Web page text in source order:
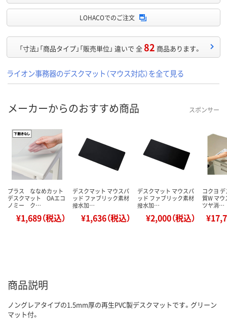
LOHACOでのご注文
「寸法」「商品タイプ」「販売単位」 違いで 全82 商品あります。
ライオン事務器のデスクマット（マウス対応）を全て見る
メーカーからのおすすめ商品 スポンサー
プラス ななめカット
デスクマット OAエコ
ノミー ク…
¥1,689（税込）
デスクマット マウスパ
ッド ファブリック素材
撥水加…
¥1,636（税込）
デスクマット マウスパ
ッド ファブリック素材
撥水加…
¥2,000（税込）
コクヨ
質W マウ
ツヤ消…
商品説明
ノングレアタイプの1.5mm厚の再生PVC製デスクマットです。グリーン
マット付。